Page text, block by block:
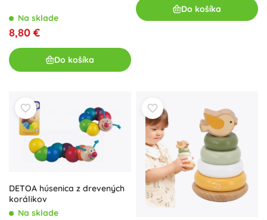
Na sklade
8,80 €
Do košíka
Do košíka
DETOA húsenica z drevených
korálikov
Na sklade